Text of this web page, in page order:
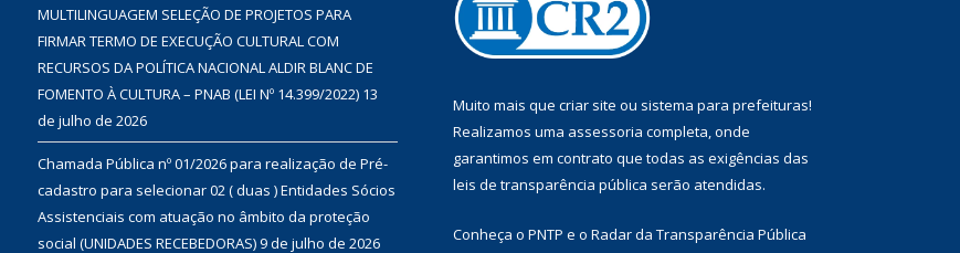
MULTILINGUAGEM SELEÇÃO DE PROJETOS PARA
FIRMAR TERMO DE EXECUÇÃO CULTURAL COM
RECURSOS DA POLÍTICA NACIONAL ALDIR BLANC DE
FOMENTO À CULTURA – PNAB (LEI Nº 14.399/2022) 13
de julho de 2026
Chamada Pública nº 01/2026 para realização de Pré-
cadastro para selecionar 02 ( duas ) Entidades Sócios
Assistenciais com atuação no âmbito da proteção
social (UNIDADES RECEBEDORAS)9 de julho de 2026
Muito mais que criar site ou sistema para prefeituras!
Realizamos uma assessoria completa, onde
garantimos em contrato que todas as exigências das
leis de transparência pública serão atendidas.
Conheça o PNTP e o Radar da Transparência Pública